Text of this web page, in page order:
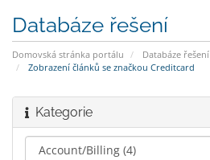
Databáze řešení
Domovská stránka portálu
Databáze řešení
Zobrazení článků se značkou Creditcard
Kategorie